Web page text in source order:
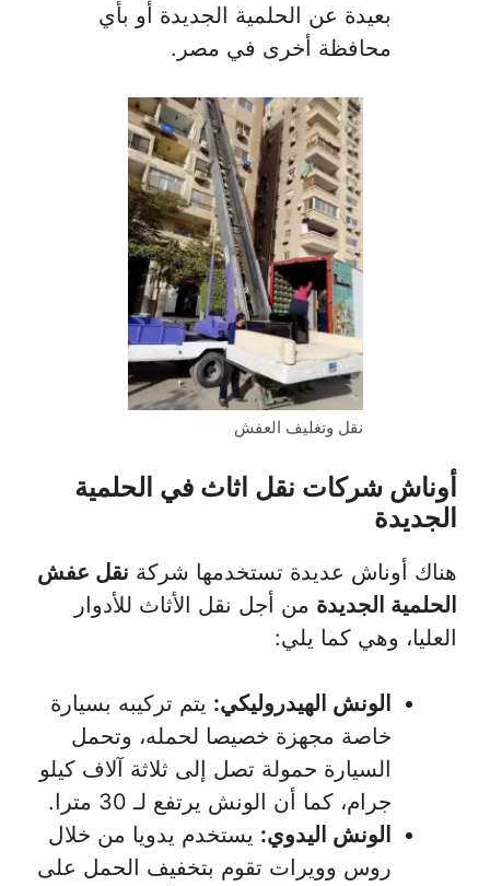
بعيدة عن الحلمية الجديدة أو بأي
محافظة أخرى في مصر.
نقل وتغليف العفش
أوناش شركات نقل اثاث في الحلمية
الجديدة
هناك أوناش عديدة تستخدمها شركة نقل عفش
الحلمية الجديدة من أجل نقل الأثاث للأدوار
العليا، وهي كما يلي:
الونش الهيدروليكي: يتم تركيبه بسيارة
خاصة مجهزة خصيصا لحمله، وتحمل
السيارة حمولة تصل إلى ثلاثة آلاف كيلو
جرام، كما أن الونش يرتفع لـ 30 مترا.
الونش اليدوي: يستخدم يدويا من خلال
روس وويرات تقوم بتخفيف الحمل على